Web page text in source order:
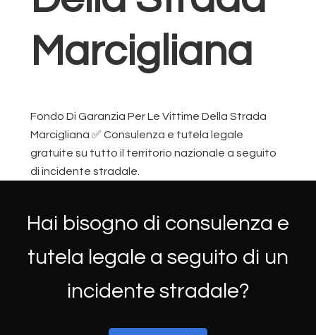
Marcigliana
Fondo Di Garanzia Per Le Vittime Della Strada
Marcigliana ✅ Consulenza e tutela legale
gratuite su tutto il territorio nazionale a seguito
di incidente stradale.
Hai bisogno di consulenza e
tutela legale a seguito di un
incidente stradale?